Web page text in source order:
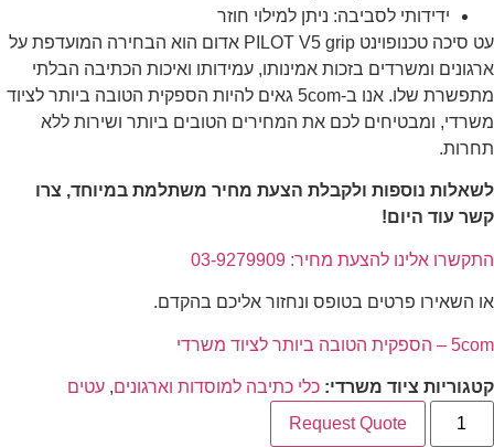
ידידותי לסביבה: ניתן למילוי חוזר
עט סיכה טכנופוינט PILOT V5 grip אדום הוא הבחירה המועדפת על
ארגונים ומשרדים בזכות אמינותו, עמידותו ואיכות הכתיבה הבלתי
מתפשרת שלו. אנו ב-5com גאים להיות הספקית הטובה ביותר לציוד
משרדי, ומבטיחים לכם את המחירים הטובים ביותר ושירות ללא
תחרות.
לשאלות נוספות ולקבלת הצעת מחיר משתלמת במיוחד, צרו
קשר עוד היום!
התקשרו אלינו להצעת מחיר: 03-9279909
או השאירו פרטים בטופס ונחזור אליכם בהקדם.
5com – הספקית הטובה ביותר לציוד משרדי
קטגוריות ציוד משרדי: כלי כתיבה למוסדות וארגונים, עטים
Request Quote